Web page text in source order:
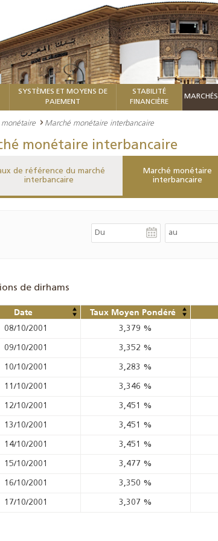
SYSTÈMES ET MOYENS DE
PAIEMENT
STABILITÉ
FINANCIÈRE
MARCHÉS
Marché monétaire interbancaire
monétaire interbancaire
de référence du marché
interbancaire
Marché monétaire
interbancaire
de dirhams
Date Taux Moyen Pondéré
08/10/2001 3,379 %
09/10/2001 3,352 %
10/10/2001 3,283 %
11/10/2001 3,346 %
12/10/2001 3,451 %
13/10/2001 3,451 %
14/10/2001 3,451 %
15/10/2001 3,477 %
16/10/2001 3,350 %
17/10/2001 3,307 %